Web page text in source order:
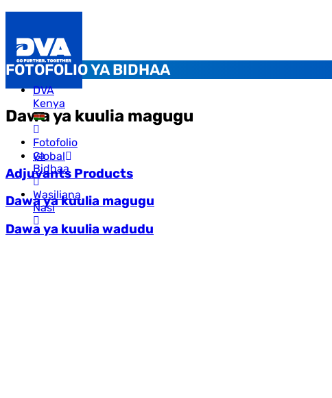
DVA
Kenya
Fotofolio
ya
Bidhaa
Wasiliana
Nasi
Global
FOTOFOLIO YA BIDHAA
Dawa ya kuulia magugu
Adjuvants Products
Dawa ya kuulia magugu
Dawa ya kuulia wadudu